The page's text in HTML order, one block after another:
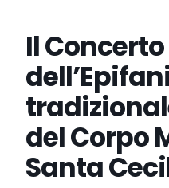
Il Concerto
del Corpo
Santa